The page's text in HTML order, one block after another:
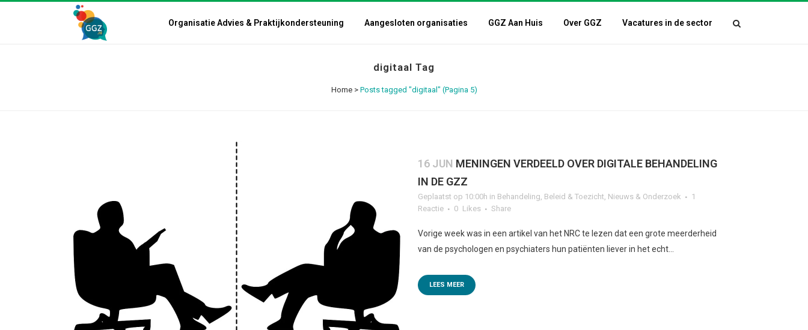
Organisatie Advies & Praktijkondersteuning Aangesloten organisaties GGZ Aan Huis Over GGZ Vacatures in de sector
digitaal Tag
Home> Posts tagged "digitaal" (Pagina 5)
16 JUN MENINGEN VERDEELD OVER DIGITALE BEHANDELING
IN DE GZZ
Geplaatst op 10:00h in Behandeling, Beleid & Toezicht, Nieuws & Onderzoek
1
Reactie
0 Likes Share
Vorige week was in een artikel van het NRC te lezen dat een grote meerderheid
van de psychologen en psychiaters hun patiënten liever in het echt...
LEES MEER